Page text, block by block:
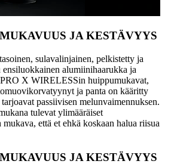
JA KESTÄVYYS
sulavalinjainen, pelkistetty ja
alumiinihaarukka ja
PRO X WIRELESSin huippumukavat,
ja panta on kääritty
passiivisen melunvaimennuksen.
tulevat ylimääräiset
että et ehkä koskaan halua riisua
JA KESTÄVYYS